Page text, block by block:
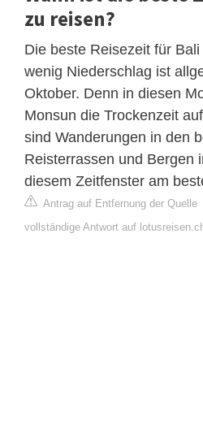
zu reisen?
Die beste Reisezeit für
wenig Niederschlag ist
Oktober. Denn in diesen
Monsun die Trockenzeit
sind Wanderungen in den
Reisterrassen und Bergen
diesem Zeitfenster am
Antrag auf Entfernung der Quelle
vollständige Antwort auf